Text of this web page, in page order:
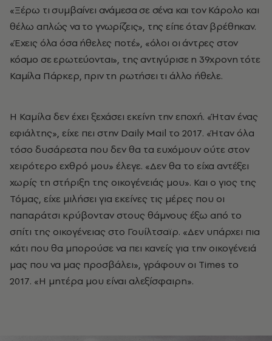
«Ξέρω τι συμβαίνει ανάμεσα σε σένα και τον Κάρολο και
θέλω απλώς να το γνωρίζεις», της είπε όταν βρέθηκαν.
«Έχεις όλα όσα ήθελες ποτέ», «όλοι οι άντρες στον
κόσμο σε ερωτεύονται», της αντιγύρισε η 39χρονη τότε
Καμίλα Πάρκερ, πριν τη ρωτήσει τι άλλο ήθελε.
Η Καμίλα δεν έχει ξεχάσει εκείνη την εποχή. «Ήταν ένας
εφιάλτης», είχε πει στην Daily Mail το 2017. «Ήταν όλα
τόσο δυσάρεστα που δεν θα τα ευχόμουν ούτε στον
χειρότερο εχθρό μου» έλεγε. «Δεν θα το είχα αντέξει
χωρίς τη στήριξη της οικογένειάς μου». Και ο γιος της
Τόμας, είχε μιλήσει για εκείνες τις μέρες που οι
παπαράτσι κρύβονταν στους θάμνους έξω από το
σπίτι της οικογένειας στο Γουίλτσαϊρ. «Δεν υπάρχει πια
κάτι που θα μπορούσε να πει κανείς για την οικογένειά
μας που να μας προσβάλει», γράφουν οι Times το
2017. «Η μητέρα μου είναι αλεξίσφαιρη».